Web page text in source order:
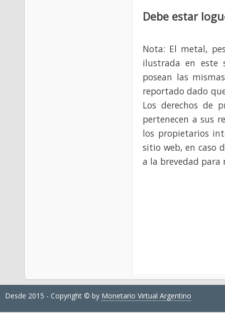
Debe estar
Nota: El metal,
ilustrada en este
posean las
reportado dado
Los derechos de
pertenecen a sus
los propietarios
sitio web, en caso
a la brevedad para
Desde 2015 - Copyright © by Monetario Virtual Argentino